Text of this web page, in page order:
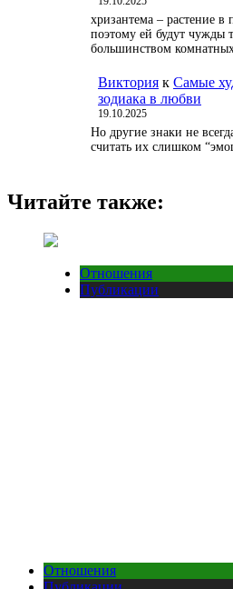
хризантема – растение в
поэтому ей будут
большинством
Виктория к Самые
зодиака в любви
19.10.2025
Но другие знаки не
считать их слишком
Читайте также:
Отношения
Публикации
Отношения